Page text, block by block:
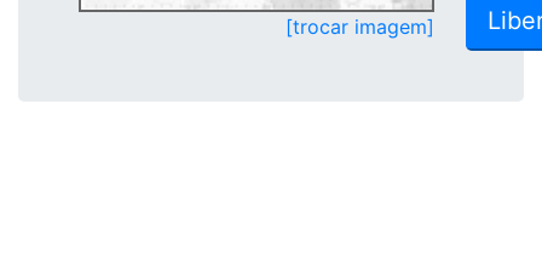
[trocar imagem]